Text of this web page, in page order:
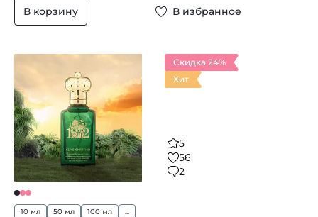
В корзину В избранное
Скидка 24%
Хит
5
56
2
10 мл 50 мл 100 мл ...